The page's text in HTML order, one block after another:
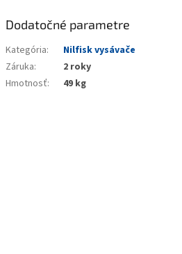
Dodatočné parametre
Kategória:
Nilfisk vysávače
Záruka:
2 roky
Hmotnosť: 49 kg